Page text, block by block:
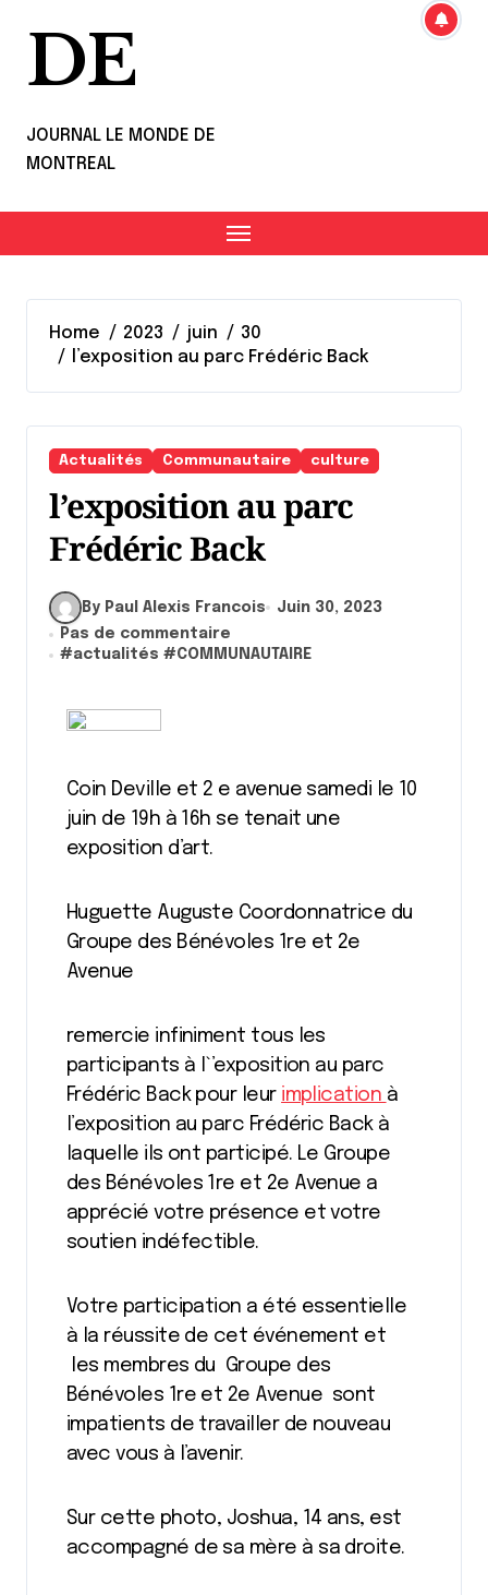
DE
JOURNAL LE MONDE DE
MONTREAL
Home 2023 juin
30
l’exposition au parc Frédéric Back
Actualités Communautaire culture
l’exposition au parc
Frédéric Back
By Paul Alexis Francois
Juin 30, 2023
Pas de commentaire
#actualités #COMMUNAUTAIRE
Coin Deville et 2 e avenue samedi le 10
juin de 19h à 16h se tenait une
exposition d’art.
Huguette Auguste Coordonnatrice du
Groupe des Bénévoles 1re et 2e
Avenue
remercie infiniment tous les
participants à l`’exposition au parc
Frédéric Back pour leur implication à
l’exposition au parc Frédéric Back à
laquelle ils ont participé. Le Groupe
des Bénévoles 1re et 2e Avenue a
apprécié votre présence et votre
soutien indéfectible.
Votre participation a été essentielle
à la réussite de cet événement et
les membres du Groupe des
Bénévoles 1re et 2e Avenue sont
impatients de travailler de nouveau
avec vous à l’avenir.
Sur cette photo, Joshua, 14 ans, est
accompagné de sa mère à sa droite.